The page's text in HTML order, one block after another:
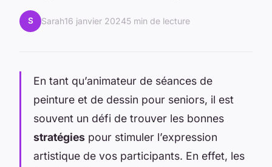
S Sarah16 janvier 20245 min de lecture
En tant qu’animateur de séances de
peinture et de dessin pour seniors, il est
souvent un défi de trouver les bonnes
stratégies pour stimuler l’expression
artistique de vos participants. En effet, les